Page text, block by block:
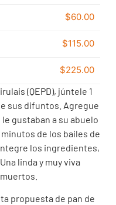
$60.00
$115.00
$225.00
(QEPD), júntele 1
sus difuntos. Agregue
gustaban a su abuelo
de los bailes de
integre los ingredientes,
linda y muy viva
propuesta de pan de